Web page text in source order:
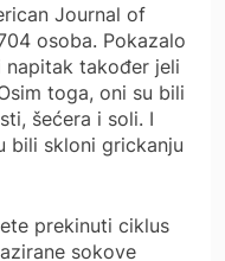
Journal of
osoba. Pokazalo
također jeli
toga, oni su bili
šećera i soli. I
bili skloni grickanju
prekinuti ciklus
sokove